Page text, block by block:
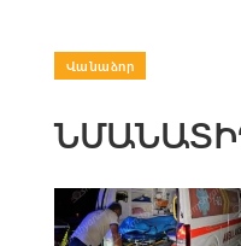
Վանաձոր